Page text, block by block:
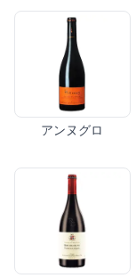
アンヌグロ